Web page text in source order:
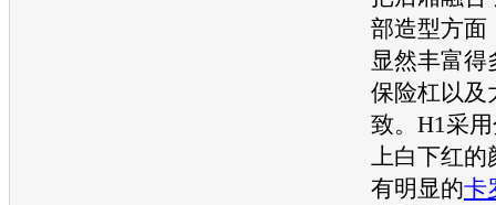
部造型方面
显然丰富得
保险杠以及
致。H1采
上白下红
有明显的卡